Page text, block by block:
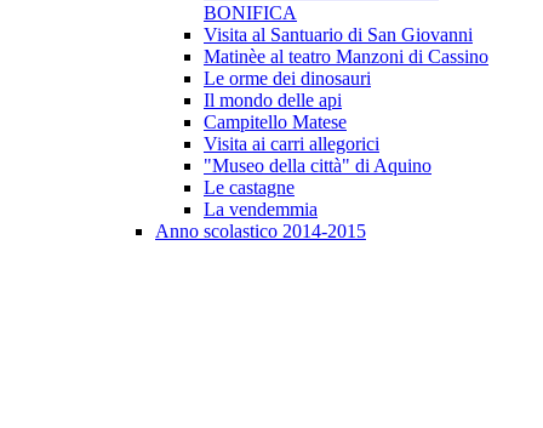
BONIFICA
Visita al Santuario di San Giovanni
Matinèe al teatro Manzoni di Cassino
Le orme dei dinosauri
Il mondo delle api
Campitello Matese
Visita ai carri allegorici
"Museo della città" di Aquino
Le castagne
La vendemmia
Anno scolastico 2014-2015